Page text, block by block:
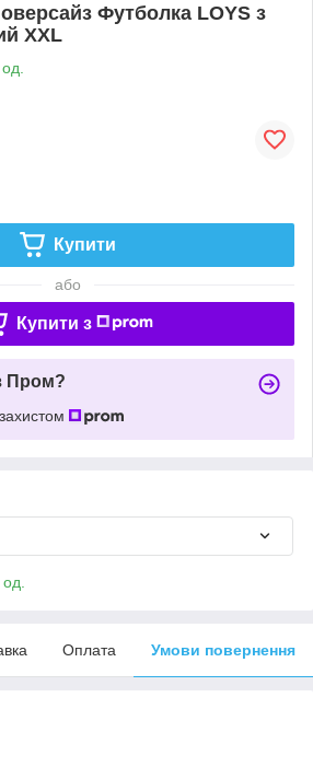
Футболка LOYS з
XXL
Купити
або
Купити з
Пром?
Оплата Умови повернення